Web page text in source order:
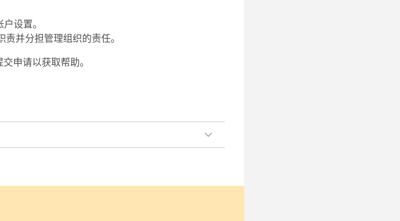
设置。
并分担管理组织的责任。
申请以获取帮助。